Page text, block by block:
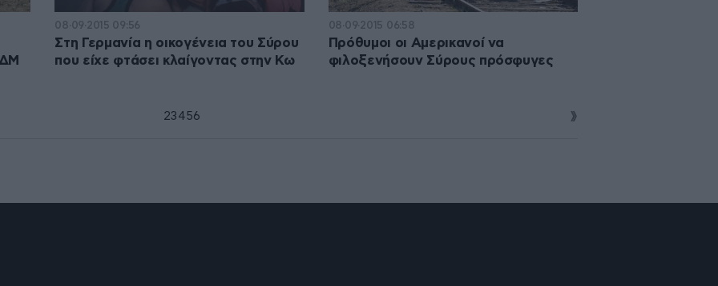
08·09·2015 09:56
Στη Γερμανία η οικογένεια του Σύρου
που είχε φτάσει κλαίγοντας στην Κω
08·09·2015 06:58
Πρόθυμοι οι Αμερικανοί να
φιλοξενήσουν Σύρους πρόσφυγες
23 4 56